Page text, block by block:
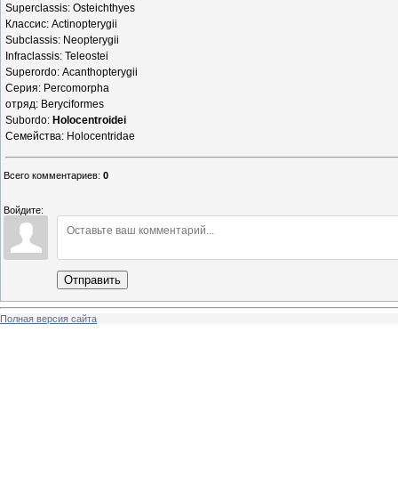
Superclassis: Osteichthyes
Классис: Actinopterygii
Subclassis: Neopterygii
Infraclassis: Teleostei
Superordo: Acanthopterygii
Серия: Percomorpha
отряд: Beryciformes
Subordo: Holocentroidei
Семейства: Holocentridae
Всего комментариев: 0
Войдите:
Отправить
Полная версия сайта